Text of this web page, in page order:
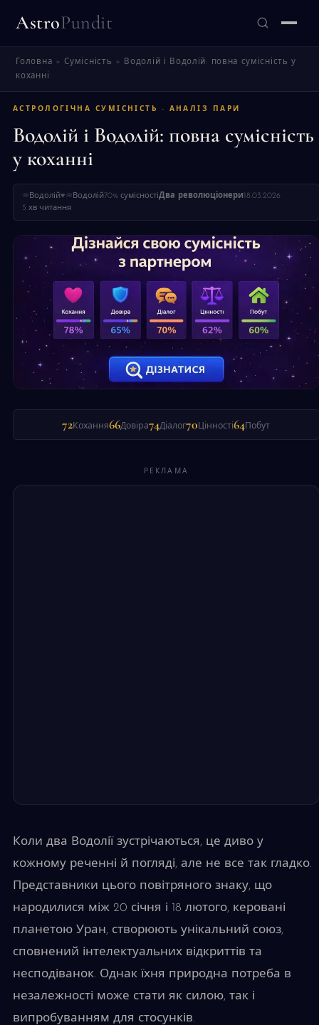
AstroPundit
Головна »Сумісність »
Водолій і Водолій: повна сумісність у
коханні
АСТРОЛОГІЧНА СУМІСНІСТЬ · АНАЛІЗ ПАРИ
Водолій і Водолій: повна сумісність
у коханні
♒ Водолій♥♒ Водолій70% сумісностіДва революціонери 18.03.2026
5 хв читання
72Кохання66Довіра74Діалог70 Цінності64 Побут
РЕКЛАМА
Коли два Водолії зустрічаються, це диво у
кожному реченні й погляді, але не все так гладко.
Представники цього повітряного знаку, що
народилися між 20 січня і 18 лютого, керовані
планетою Уран, створюють унікальний союз,
сповнений інтелектуальних відкриттів та
несподіванок. Однак їхня природна потреба в
незалежності може стати як силою, так і
випробуванням для стосунків.